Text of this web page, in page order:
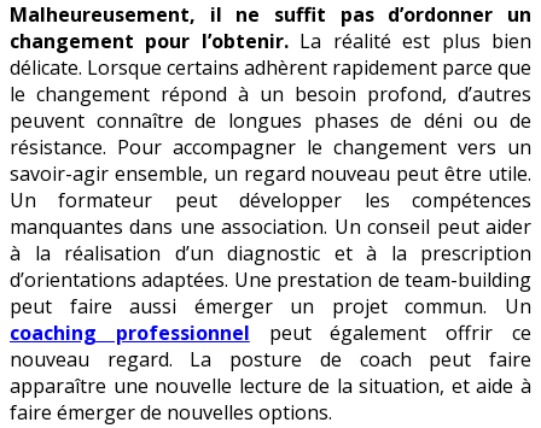
Malheureusement, il ne suffit pas d’ordonner un
changement pour l’obtenir.La réalité est plus bien
délicate. Lorsque certains adhèrent rapidement parce que
le changement répond à un besoin profond, d’autres
peuvent connaître de longues phases de déni ou de
résistance. Pour accompagner le changement vers un
savoir-agir ensemble, un regard nouveau peut être utile.
Un formateur peut développer les compétences
manquantes dans une association. Un conseil peut aider
à la réalisation d’un diagnostic et à la prescription
d’orientations adaptées. Une prestation de team-building
peut faire aussi émerger un projet commun. Un
coaching professionnel peut également offrir ce
nouveau regard. La posture de coach peut faire
apparaître une nouvelle lecture de la situation, et aide à
faire émerger de nouvelles options.